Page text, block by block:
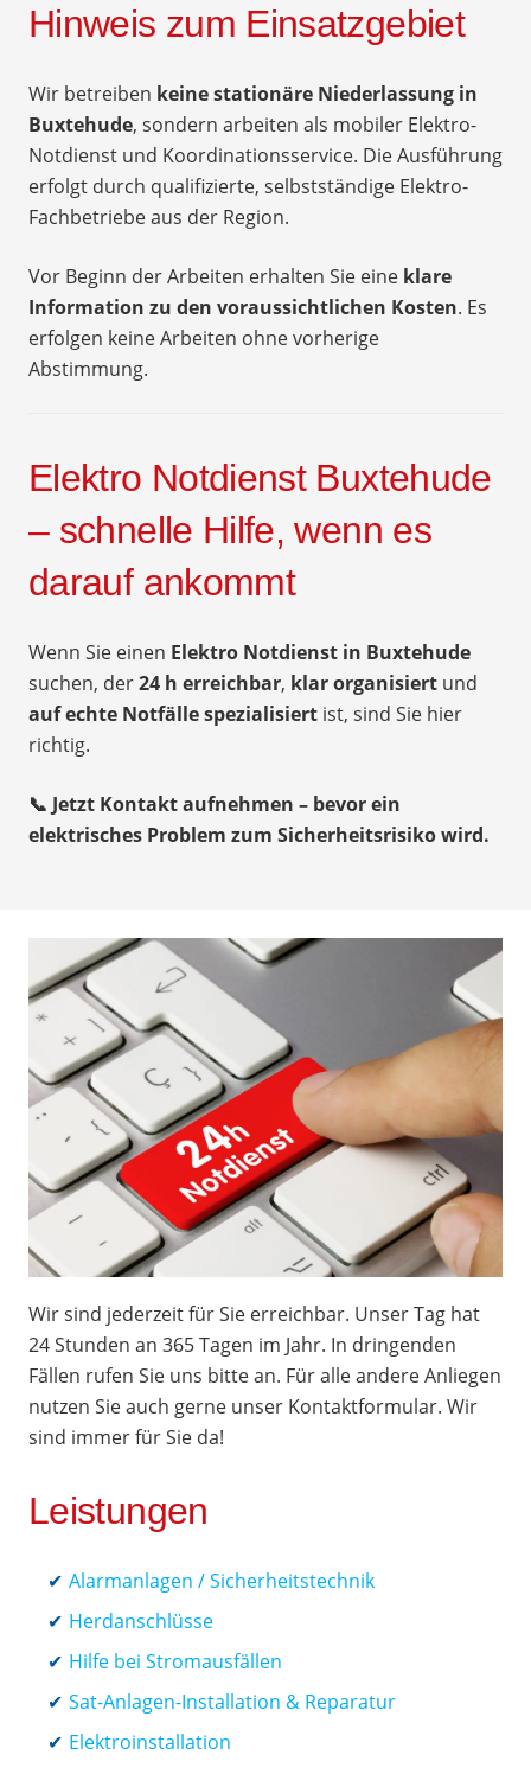
Hinweis zum Einsatzgebiet
Wir betreiben keine stationäre Niederlassung in
Buxtehude, sondern arbeiten als mobiler Elektro-
Notdienst und Koordinationsservice. Die Ausführung
erfolgt durch qualifizierte, selbstständige Elektro-
Fachbetriebe aus der Region.
Vor Beginn der Arbeiten erhalten Sie eine klare
Information zu den voraussichtlichen Kosten. Es
erfolgen keine Arbeiten ohne vorherige
Abstimmung.
Elektro Notdienst Buxtehude
– schnelle Hilfe, wenn es
darauf ankommt
Wenn Sie einen Elektro Notdienst in Buxtehude
suchen, der24 h erreichbar, klar organisiert und
auf echte Notfälle spezialisiert ist, sind Sie hier
richtig.
📞 Jetzt Kontakt aufnehmen – bevor ein
elektrisches Problem zum Sicherheitsrisiko wird.
Wir sind jederzeit für Sie erreichbar. Unser Tag hat
24 Stunden an 365 Tagen im Jahr. In dringenden
Fällen rufen Sie uns bitte an. Für alle andere Anliegen
nutzen Sie auch gerne unser Kontaktformular. Wir
sind immer für Sie da!
Leistungen
Alarmanlagen / Sicherheitstechnik
Herdanschlüsse
Hilfe bei Stromausfällen
Sat-Anlagen-Installation & Reparatur
Elektroinstallation